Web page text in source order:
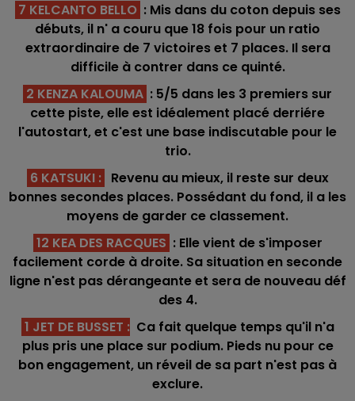
7 KELCANTO BELLO : Mis dans du coton depuis ses
débuts, il n' a couru que 18 fois pour un ratio
extraordinaire de 7 victoires et 7 places. Il sera
difficile à contrer dans ce quinté.
2 KENZA KALOUMA : 5/5 dans les 3 premiers sur
cette piste, elle est idéalement placé derriére
l'autostart, et c'est une base indiscutable pour le
trio.
6 KATSUKI : Revenu au mieux, il reste sur deux
bonnes secondes places. Possédant du fond, il a les
moyens de garder ce classement.
12 KEA DES RACQUES : Elle vient de s'imposer
facilement corde à droite. Sa situation en seconde
ligne n'est pas dérangeante et sera de nouveau déf
des 4.
1 JET DE BUSSET :Ca fait quelque temps qu'il n'a
plus pris une place sur podium. Pieds nu pour ce
bon engagement, un réveil de sa part n'est pas à
exclure.